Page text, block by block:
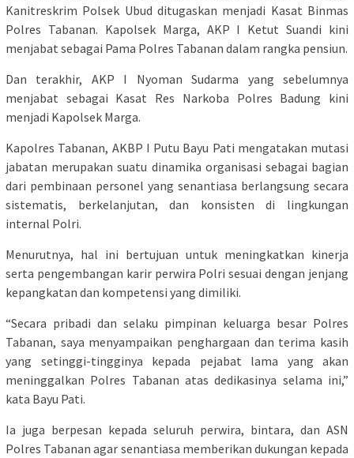
Kanitreskrim Polsek Ubud ditugaskan menjadi Kasat Binmas
Polres Tabanan. Kapolsek Marga, AKP I Ketut Suandi kini
menjabat sebagai Pama Polres Tabanan dalam rangka pensiun.
Dan terakhir, AKP I Nyoman Sudarma yang sebelumnya
menjabat sebagai Kasat Res Narkoba Polres Badung kini
menjadi Kapolsek Marga.
Kapolres Tabanan, AKBP I Putu Bayu Pati mengatakan mutasi
jabatan merupakan suatu dinamika organisasi sebagai bagian
dari pembinaan personel yang senantiasa berlangsung secara
sistematis, berkelanjutan, dan konsisten di lingkungan
internal Polri.
Menurutnya, hal ini bertujuan untuk meningkatkan kinerja
serta pengembangan karir perwira Polri sesuai dengan jenjang
kepangkatan dan kompetensi yang dimiliki.
“Secara pribadi dan selaku pimpinan keluarga besar Polres
Tabanan, saya menyampaikan penghargaan dan terima kasih
yang setinggi-tingginya kepada pejabat lama yang akan
meninggalkan Polres Tabanan atas dedikasinya selama ini,”
kata Bayu Pati.
Ia juga berpesan kepada seluruh perwira, bintara, dan ASN
Polres Tabanan agar senantiasa memberikan dukungan kepada